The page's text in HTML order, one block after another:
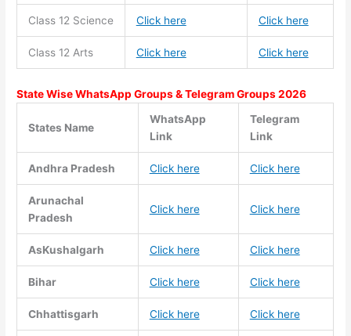
Class 12 Science Click here Click here
Class 12 Arts Click here Click here
State Wise WhatsApp Groups & Telegram Groups 2026
States Name
WhatsApp
Link
Telegram
Link
Andhra Pradesh Click here Click here
Arunachal
Pradesh
Click here Click here
AsKushalgarh Click here Click here
Bihar Click here Click here
Chhattisgarh Click here Click here